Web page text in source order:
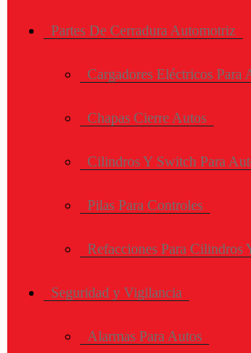
Partes De Cerradura Automotriz
Cargadores Eléctricos Para
Chapas Cierre Autos
Cilindros Y Switch Para
Pilas Para Controles
Refacciones Para Cilindros
Seguridad y Vigilancia
Alarmas Para Autos